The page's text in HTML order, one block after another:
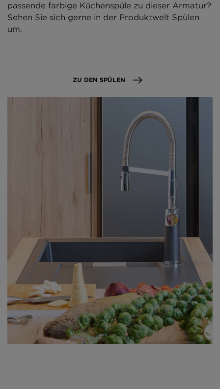
passende farbige Küchenspüle zu dieser Armatur?
Sehen Sie sich gerne in der Produktwelt Spülen
um.
ZU DEN SPÜLEN